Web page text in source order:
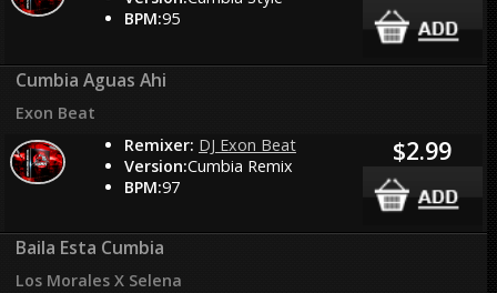
BPM:95
Cumbia Aguas Ahi
Exon Beat
Remixer: DJ Exon Beat
Version:Cumbia Remix
BPM:97
$2.99
Baila Esta Cumbia
Los Morales X Selena